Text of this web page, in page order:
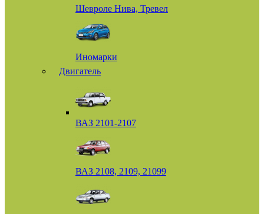
Шевроле Нива, Тревел
Иномарки
Двигатель
ВАЗ 2101-2107
ВАЗ 2108, 2109, 21099